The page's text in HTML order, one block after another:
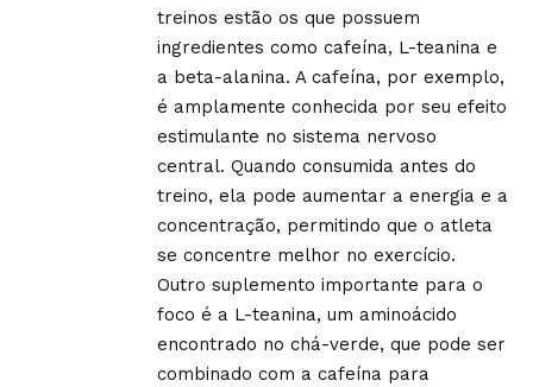
treinos estão os que possuem
ingredientes como cafeína, L-teanina e
a beta-alanina. A cafeína, por exemplo,
é amplamente conhecida por seu efeito
estimulante no sistema nervoso
central. Quando consumida antes do
treino, ela pode aumentar a energia e a
concentração, permitindo que o atleta
se concentre melhor no exercício.
Outro suplemento importante para o
foco é a L-teanina, um aminoácido
encontrado no chá-verde, que pode ser
combinado com a cafeína para